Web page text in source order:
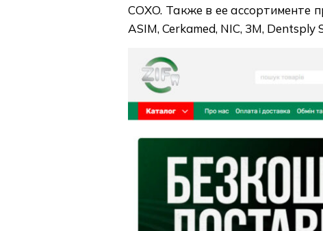
COXO. Также в ее
ASIM, Cerkamed, NIC, 3M, Dentsply